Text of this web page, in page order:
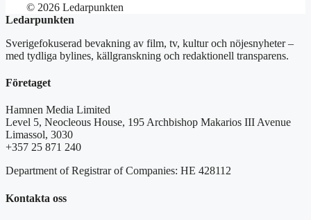
© 2026 Ledarpunkten
Ledarpunkten
Sverigefokuserad bevakning av film, tv, kultur och nöjesnyheter –
med tydliga bylines, källgranskning och redaktionell transparens.
Företaget
Hamnen Media Limited
Level 5, Neocleous House, 195 Archbishop Makarios III Avenue
Limassol, 3030
+357 25 871 240
Department of Registrar of Companies: HE 428112
Kontakta oss